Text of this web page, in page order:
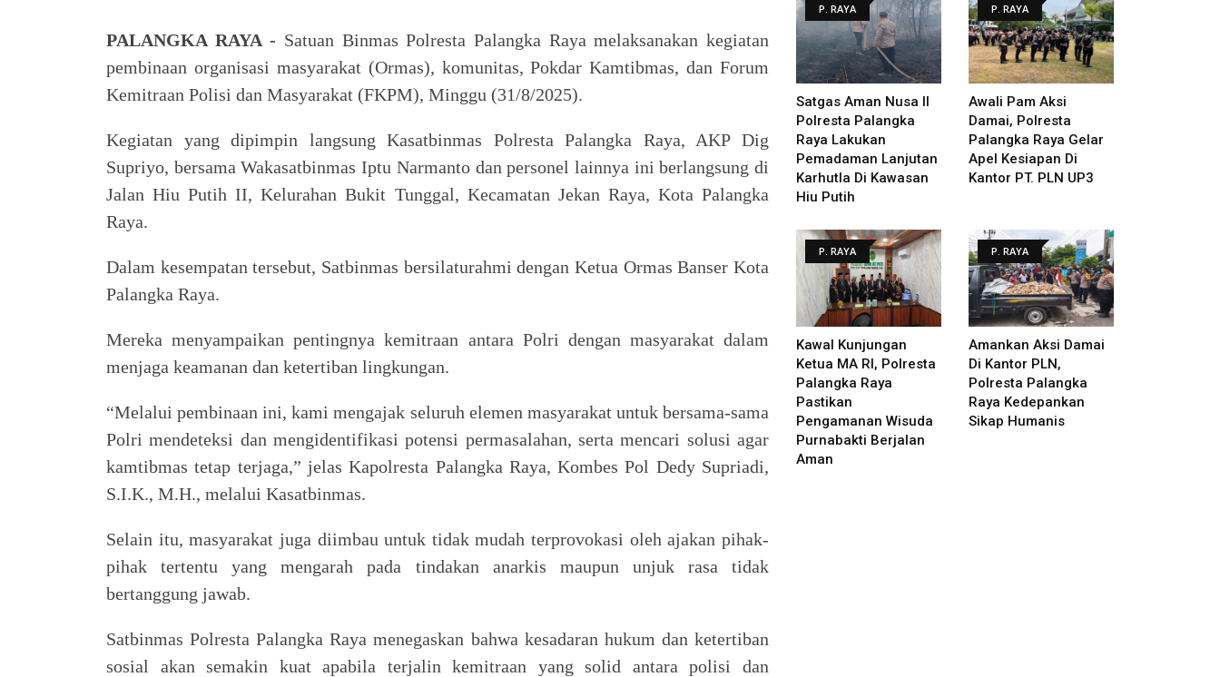
PALANGKA RAYA - Satuan Binmas Polresta Palangka Raya melaksanakan kegiatan
pembinaan organisasi masyarakat (Ormas), komunitas, Pokdar Kamtibmas, dan Forum
Kemitraan Polisi dan Masyarakat (FKPM), Minggu (31/8/2025).
Kegiatan yang dipimpin langsung Kasatbinmas Polresta Palangka Raya, AKP Dig
Supriyo, bersama Wakasatbinmas Iptu Narmanto dan personel lainnya ini berlangsung di
Jalan Hiu Putih II, Kelurahan Bukit Tunggal, Kecamatan Jekan Raya, Kota Palangka
Raya.
Dalam kesempatan tersebut, Satbinmas bersilaturahmi dengan Ketua Ormas Banser Kota
Palangka Raya.
Mereka menyampaikan pentingnya kemitraan antara Polri dengan masyarakat dalam
menjaga keamanan dan ketertiban lingkungan.
“Melalui pembinaan ini, kami mengajak seluruh elemen masyarakat untuk bersama-sama
Polri mendeteksi dan mengidentifikasi potensi permasalahan, serta mencari solusi agar
kamtibmas tetap terjaga,” jelas Kapolresta Palangka Raya, Kombes Pol Dedy Supriadi,
S.I.K., M.H., melalui Kasatbinmas.
Selain itu, masyarakat juga diimbau untuk tidak mudah terprovokasi oleh ajakan pihak-
pihak tertentu yang mengarah pada tindakan anarkis maupun unjuk rasa tidak
bertanggung jawab.
Satbinmas Polresta Palangka Raya menegaskan bahwa kesadaran hukum dan ketertiban
sosial akan semakin kuat apabila terjalin kemitraan yang solid antara polisi dan
P. RAYA
Satgas Aman Nusa II
Polresta Palangka
Raya Lakukan
Pemadaman Lanjutan
Karhutla Di Kawasan
Hiu Putih
P. RAYA
Awali Pam Aksi
Damai, Polresta
Palangka Raya Gelar
Apel Kesiapan Di
Kantor PT. PLN UP3
P. RAYA
Kawal Kunjungan
Ketua MA RI, Polresta
Palangka Raya
Pastikan
Pengamanan Wisuda
Purnabakti Berjalan
Aman
P. RAYA
Amankan Aksi Damai
Di Kantor PLN,
Polresta Palangka
Raya Kedepankan
Sikap Humanis